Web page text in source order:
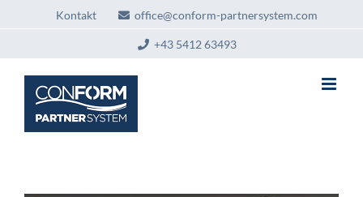
Inhalt
Kontakt office@conform-partnersystem.com
+43 5412 63493